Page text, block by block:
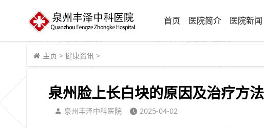
首页 医院简介 医院新闻
主页 > 健康资讯 >
泉州脸上长白块的原因及治疗方
泉州丰泽中科医院 2025-04-02